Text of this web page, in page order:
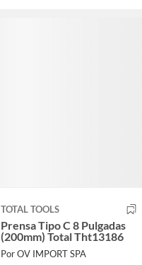
TOTAL TOOLS
Prensa Tipo C 8 Pulgadas
(200mm) Total Tht13186
Por OV IMPORT SPA